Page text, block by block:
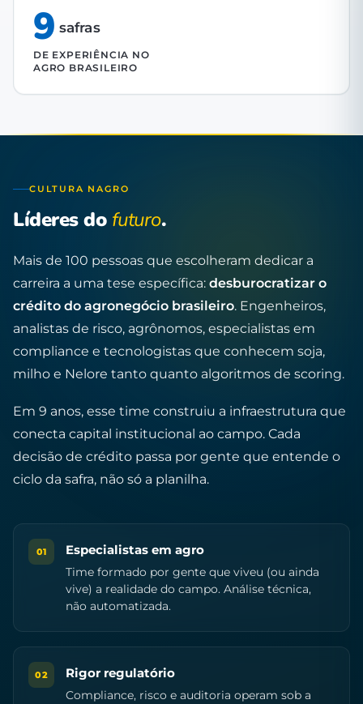
9 safras
DE EXPERIÊNCIA NO
AGRO BRASILEIRO
CULTURA NAGRO
Líderes do futuro.
Mais de 100 pessoas que escolheram dedicar a
carreira a uma tese específica: desburocratizar o
crédito do agronegócio brasileiro. Engenheiros,
analistas de risco, agrônomos, especialistas em
compliance e tecnologistas que conhecem soja,
milho e Nelore tanto quanto algoritmos de scoring.
Em 9 anos, esse time construiu a infraestrutura que
conecta capital institucional ao campo. Cada
decisão de crédito passa por gente que entende o
ciclo da safra, não só a planilha.
01 Especialistas em agro
Time formado por gente que viveu (ou ainda
vive) a realidade do campo. Análise técnica,
não automatizada.
02 Rigor regulatório
Compliance, risco e auditoria operam sob a